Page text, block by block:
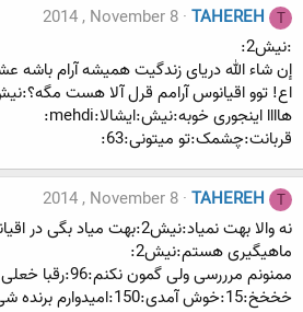
T
TAHEREH
2014 , November 8
:نیش2:
إن شاء الله دریای زندگیت همیشه آرام باشه
اع! توو اقیانوس آرامم قرل آلا هست
هاااا اینجوری خوبه:نیش:ایشالا:mehdi:
قربانت:چشمک:تو میتونی:63:
T
TAHEREH
2014 , November 8
نه والا بهت نمیاد:نیش2:بهت
ماهیگیری هستم:نیش2:
ممنونم مرررسی ولی گمون نکنم:96:رقبا خعلی قدرن:48:
خخخخ:15:خوش آمدی:150:امیدوارم برنده شی:دعا: